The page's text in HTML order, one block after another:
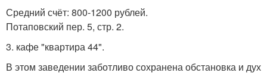
Средний счёт: 800-1200 рублей.
Потаповский пер. 5, стр. 2.
3. кафе "квартира 44".
В этом заведении заботливо сохранена обстановка и дух